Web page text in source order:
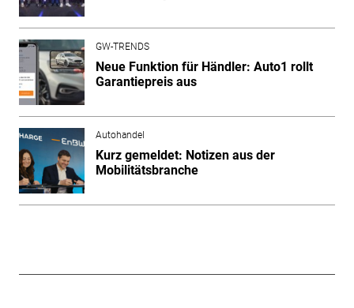
GW-TRENDS
Neue Funktion für Händler: Auto1 rollt
Garantiepreis aus
Autohandel
Kurz gemeldet: Notizen aus der
Mobilitätsbranche